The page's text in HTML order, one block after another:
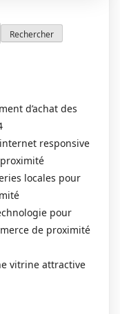
Rechercher
d’achat des
responsive
locales pour
pour
de proximité
vitrine attractive